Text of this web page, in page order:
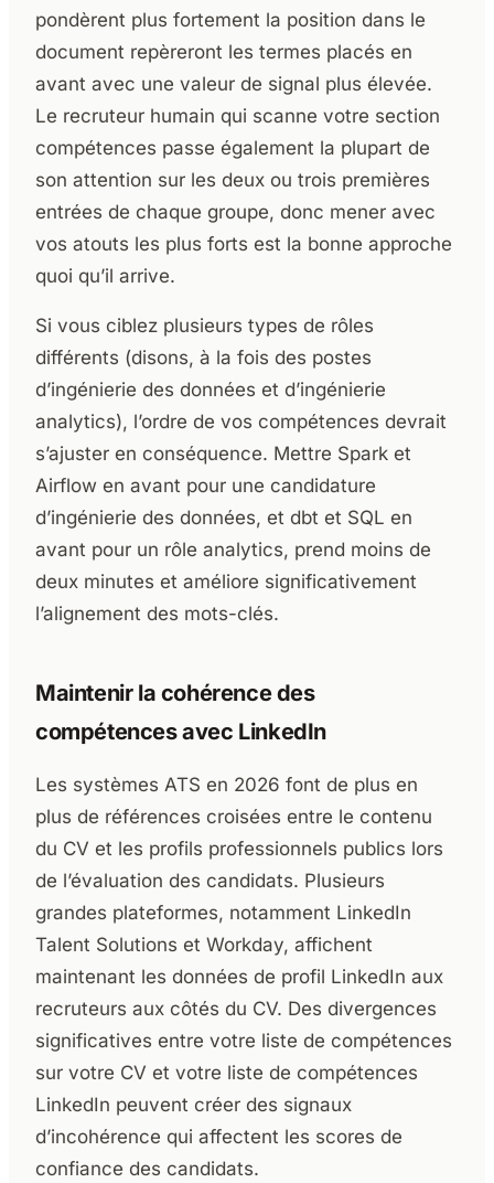
pondèrent plus fortement la position dans le
document repèreront les termes placés en
avant avec une valeur de signal plus élevée.
Le recruteur humain qui scanne votre section
compétences passe également la plupart de
son attention sur les deux ou trois premières
entrées de chaque groupe, donc mener avec
vos atouts les plus forts est la bonne approche
quoi qu’il arrive.
Si vous ciblez plusieurs types de rôles
différents (disons, à la fois des postes
d’ingénierie des données et d’ingénierie
analytics), l’ordre de vos compétences devrait
s’ajuster en conséquence. Mettre Spark et
Airflow en avant pour une candidature
d’ingénierie des données, et dbt et SQL en
avant pour un rôle analytics, prend moins de
deux minutes et améliore significativement
l’alignement des mots-clés.
Maintenir la cohérence des
compétences avec LinkedIn
Les systèmes ATS en 2026 font de plus en
plus de références croisées entre le contenu
du CV et les profils professionnels publics lors
de l’évaluation des candidats. Plusieurs
grandes plateformes, notamment LinkedIn
Talent Solutions et Workday, affichent
maintenant les données de profil LinkedIn aux
recruteurs aux côtés du CV. Des divergences
significatives entre votre liste de compétences
sur votre CV et votre liste de compétences
LinkedIn peuvent créer des signaux
d’incohérence qui affectent les scores de
confiance des candidats.